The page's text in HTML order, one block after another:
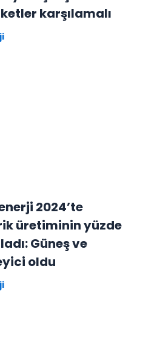
karşılamalı
2024’te
üretiminin yüzde
Güneş ve
oldu